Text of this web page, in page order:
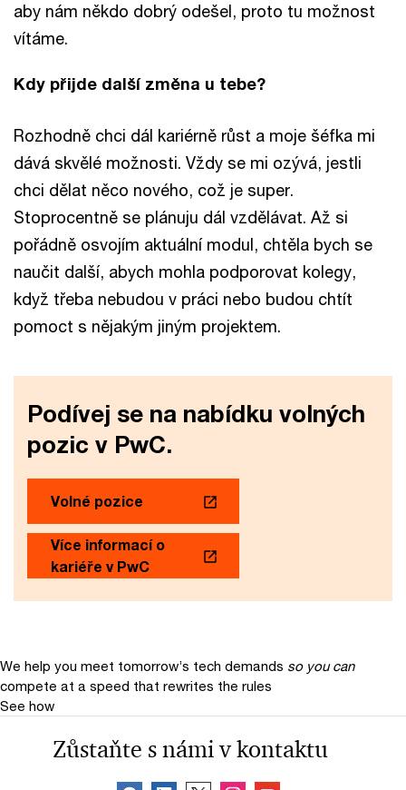
aby nám někdo dobrý odešel, proto tu možnost
vítáme.
Kdy přijde další změna u tebe?
Rozhodně chci dál kariérně růst a moje šéfka mi
dává skvělé možnosti. Vždy se mi ozývá, jestli
chci dělat něco nového, což je super.
Stoprocentně se plánuju dál vzdělávat. Až si
pořádně osvojím aktuální modul, chtěla bych se
naučit další, abych mohla podporovat kolegy,
když třeba nebudou v práci nebo budou chtít
pomoct s nějakým jiným projektem.
Podívej se na nabídku volných
pozic v PwC.
Volné pozice
Více informací o
kariéře v PwC
We help you meet tomorrow’s tech demands so you can
compete at a speed that rewrites the rules
See how
Zůstaňte s námi v kontaktu